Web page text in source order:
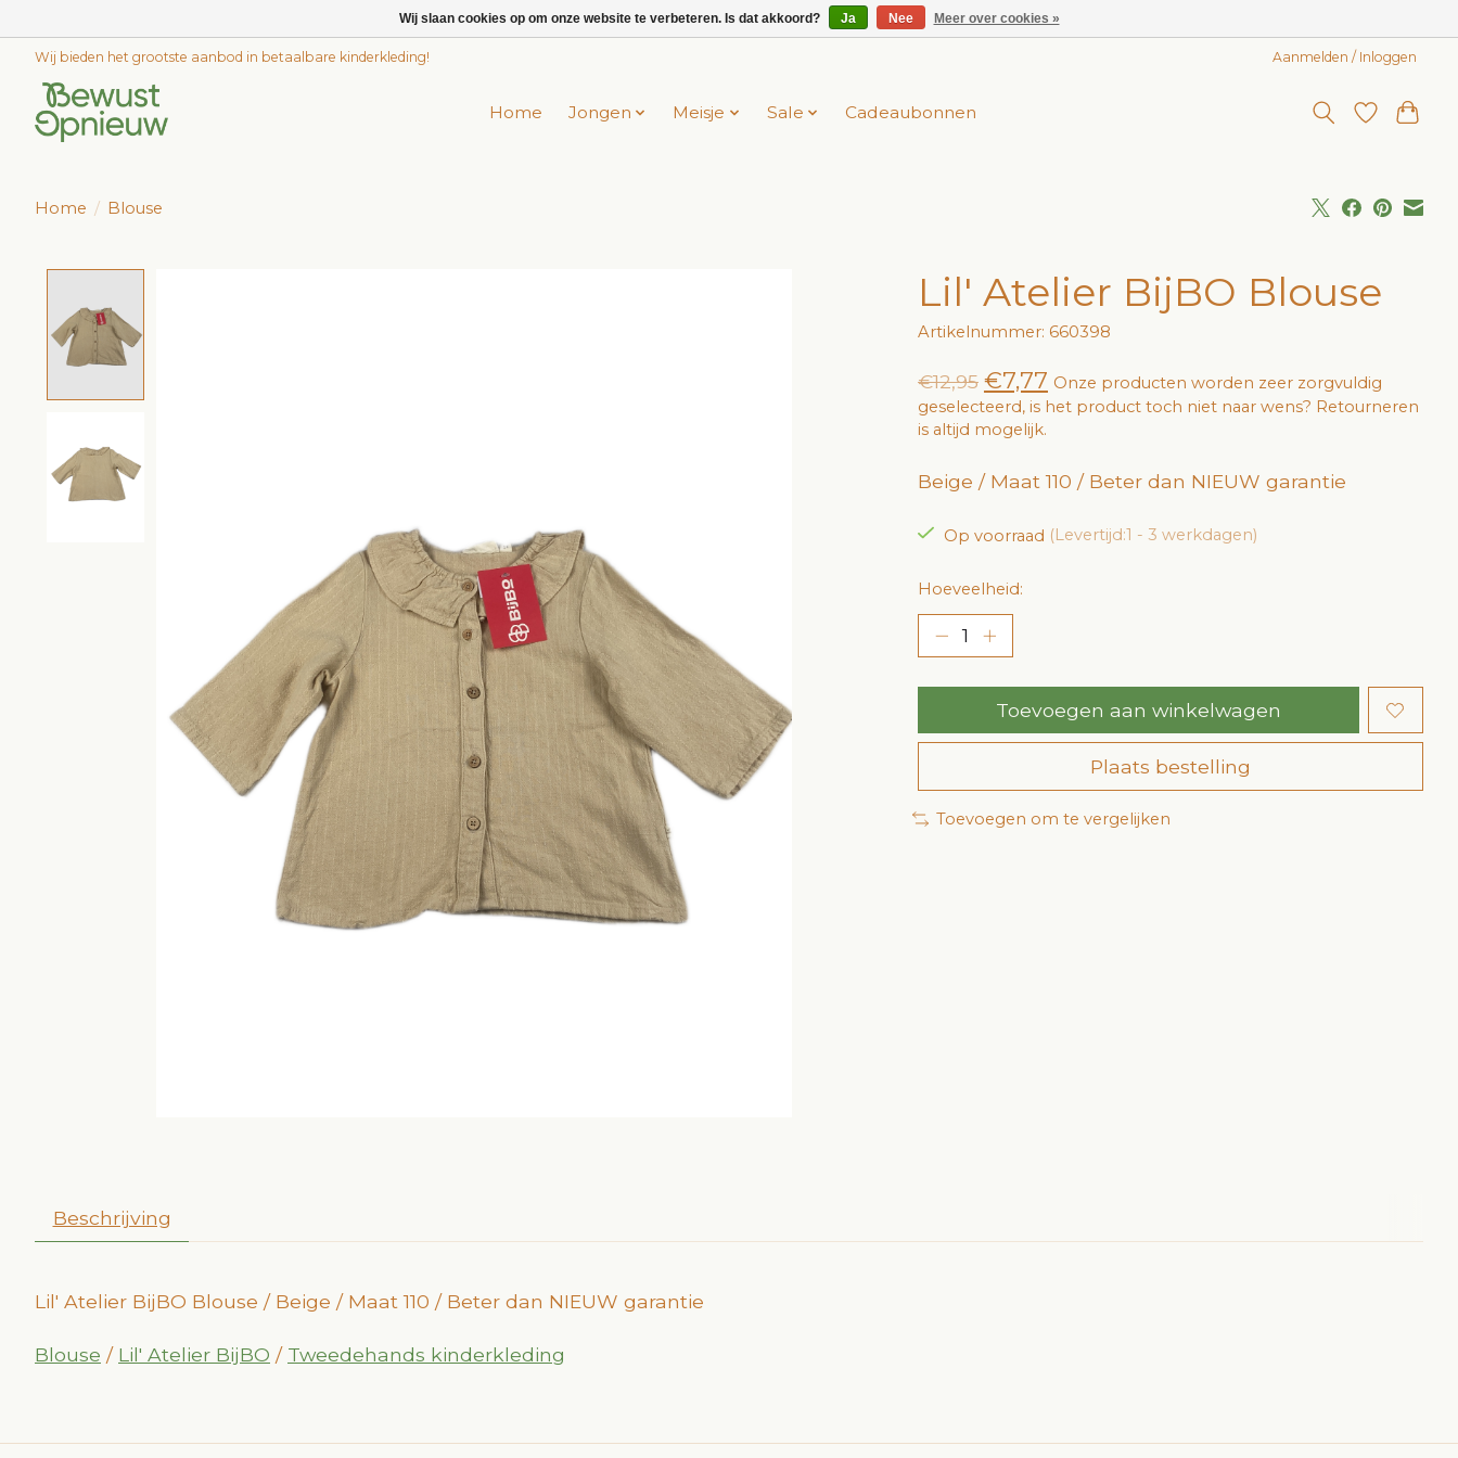
Wij bieden het grootste aanbod in betaalbare kinderkleding! Aanmelden / Inloggen
Home Jongen Meisje Sale Cadeaubonnen
Home / Blouse
Lil' Atelier BijBO Blouse
Artikelnummer: 660398
€12,95 €7,77 Onze producten worden zeer zorgvuldig
geselecteerd, is het product toch niet naar wens? Retourneren
is altijd mogelijk.
Beige / Maat 110 / Beter dan NIEUW garantie
Op voorraad (Levertijd:1 - 3 werkdagen)
Hoeveelheid:
Toevoegen aan winkelwagen
Plaats bestelling
Toevoegen om te vergelijken
Beschrijving
Lil' Atelier BijBO Blouse / Beige / Maat 110 / Beter dan NIEUW garantie
Blouse / Lil' Atelier BijBO / Tweedehands kinderkleding
Wij slaan cookies op om onze website te verbeteren. Is dat akkoord? Ja Nee Meer over cookies »